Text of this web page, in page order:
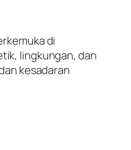
di
lingkungan, dan
kesadaran